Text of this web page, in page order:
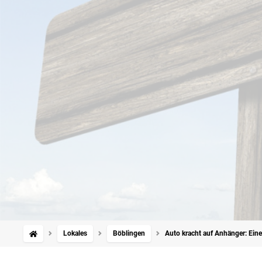
Lokales Böblingen Auto kracht auf Anhänger: